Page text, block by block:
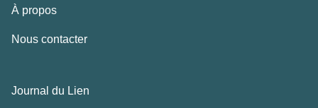
À propos
Nous contacter
Journal du Lien